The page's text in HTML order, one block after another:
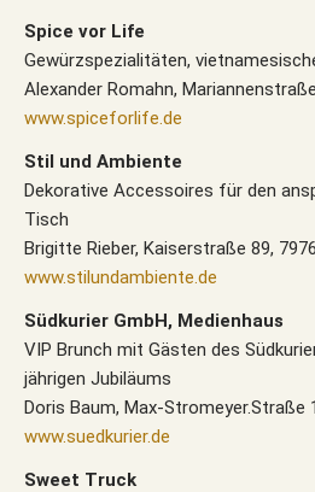
Spice vor Life
Gewürzspezialitäten,
Alexander Romahn,
www.spiceforlife.de
Stil und Ambiente
Dekorative Accessoires für den
Tisch
Brigitte Rieber, Kaiserstraße 89,
www.stilundambiente.de
Südkurier GmbH, Medienhaus
VIP Brunch mit Gästen des
jährigen Jubiläums
Doris Baum, Max-Stromeyer.Straße
www.suedkurier.de
Sweet Truck